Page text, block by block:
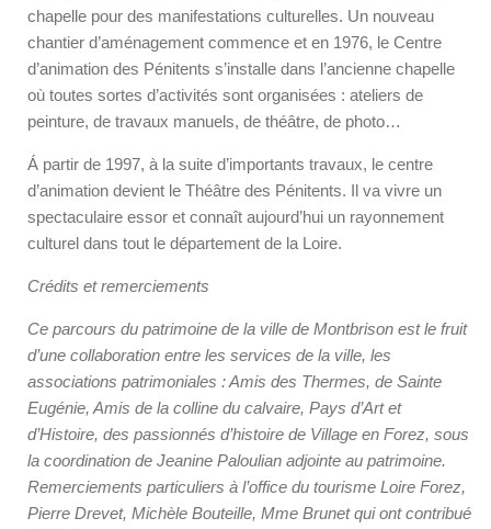
chapelle pour des manifestations culturelles. Un nouveau
chantier d’aménagement commence et en 1976, le Centre
d’animation des Pénitents s’installe dans l’ancienne chapelle
où toutes sortes d’activités sont organisées : ateliers de
peinture, de travaux manuels, de théâtre, de photo…
Á partir de 1997, à la suite d’importants travaux, le centre
d’animation devient le Théâtre des Pénitents. Il va vivre un
spectaculaire essor et connaît aujourd’hui un rayonnement
culturel dans tout le département de la Loire.
Crédits et remerciements
Ce parcours du patrimoine de la ville de Montbrison est le fruit
d’une collaboration entre les services de la ville, les
associations patrimoniales : Amis des Thermes, de Sainte
Eugénie, Amis de la colline du calvaire, Pays d’Art et
d’Histoire, des passionnés d’histoire de Village en Forez, sous
la coordination de Jeanine Paloulian adjointe au patrimoine.
Remerciements particuliers à l’office du tourisme Loire Forez,
Pierre Drevet, Michèle Bouteille, Mme Brunet qui ont contribué